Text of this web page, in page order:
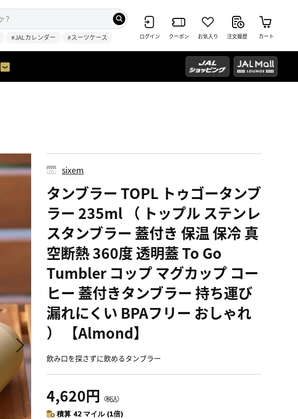
#JALカレンダー #スーツケース ログイン クーポン お気入り 注文履歴 カート
sixem
タンブラー TOPL トゥゴータンブ
ラー 235ml （ トップル ステンレ
スタンブラー 蓋付き 保温 保冷 真
空断熱 360度 透明蓋 To Go
Tumbler コップ マグカップ コー
ヒー 蓋付きタンブラー 持ち運び
漏れにくい BPAフリー おしゃれ
） 【Almond】
飲み口を探さずに飲めるタンブラー
4,620円 （税込）
積算 42 マイル (1倍)